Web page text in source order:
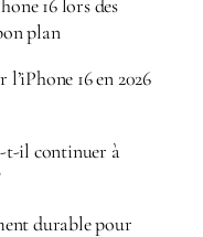
16 lors des
plan
16 en 2026
t-il continuer à
durable pour